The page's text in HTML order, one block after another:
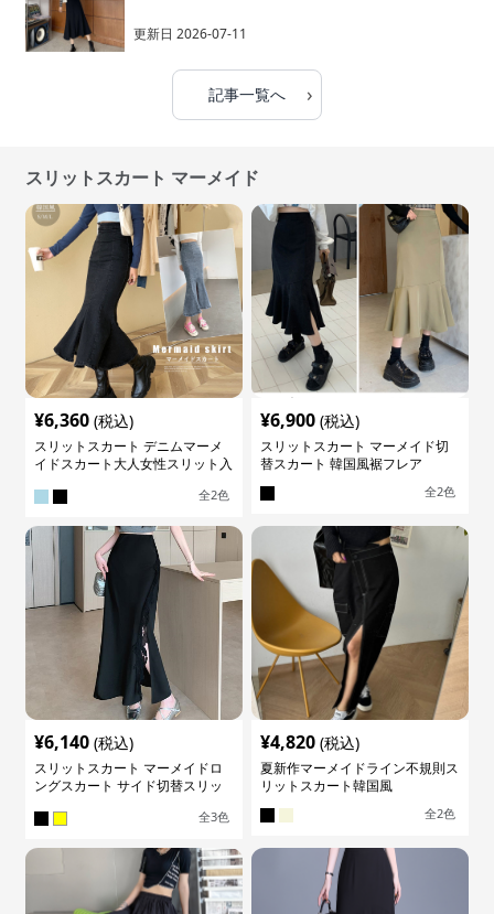
更新日 2026-07-11
記事一覧へ ›
スリットスカート マーメイド
¥6,360 (税込)
スリットスカート デニムマーメ
イドスカート大人女性スリット入
全2色
¥6,900 (税込)
スリットスカート マーメイド切
替スカート 韓国風裾フレア
全2色
¥6,140 (税込)
スリットスカート マーメイドロ
ングスカート サイド切替スリッ
全3色
¥4,820 (税込)
夏新作マーメイドライン不規則ス
リットスカート韓国風
全2色